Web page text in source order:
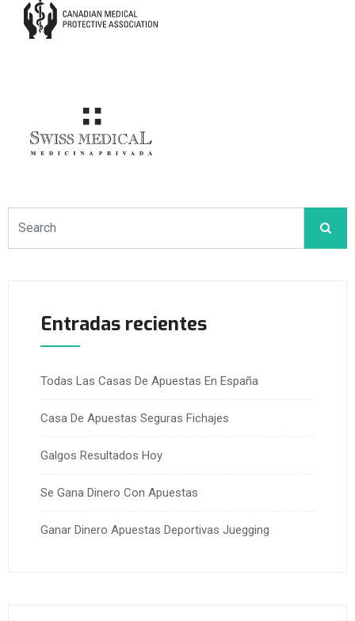
Entradas recientes
Todas Las Casas De Apuestas En España
Casa De Apuestas Seguras Fichajes
Galgos Resultados Hoy
Se Gana Dinero Con Apuestas
Ganar Dinero Apuestas Deportivas Juegging